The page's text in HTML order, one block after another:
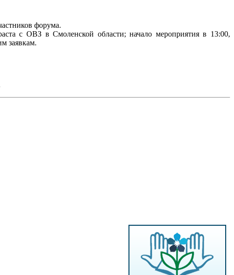
форума.
с ОВЗ в Смоленской области; начало мероприятия в 13:00,
заявкам.